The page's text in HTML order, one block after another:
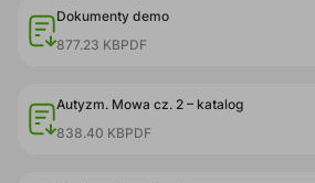
Dokumenty demo
877.23 KBPDF
Autyzm. Mowa cz. 2 – katalog
838.40 KBPDF